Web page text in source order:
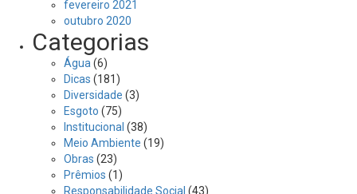
fevereiro 2021
outubro 2020
Categorias
Água (6)
Dicas (181)
Diversidade (3)
Esgoto (75)
Institucional (38)
Meio Ambiente (19)
Obras (23)
Prêmios (1)
Responsabilidade Social (43)